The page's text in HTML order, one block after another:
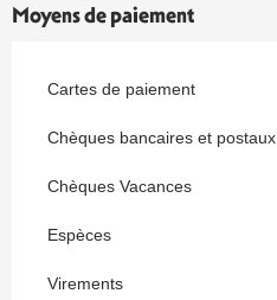
Moyens de paiement
Cartes de paiement
Chèques bancaires et postaux
Chèques Vacances
Espèces
Virements